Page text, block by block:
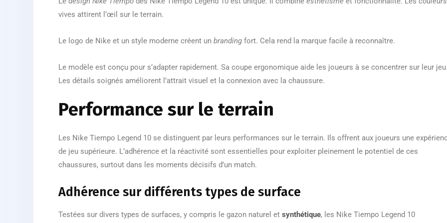
vives attirent l’œil sur le terrain.
Le logo de Nike et un style moderne créent un branding fort. Cela rend la marque facile à reconnaître.
Le modèle est conçu pour s’adapter rapidement. Sa coupe ergonomique aide les joueurs à se concentrer sur leur
Les détails soignés améliorent l’attrait visuel et la connexion avec la chaussure.
Performance sur le terrain
Les Nike Tiempo Legend 10 se distinguent par leurs performances sur le terrain. Ils offrent aux joueurs une
de jeu supérieure. L’adhérence et la réactivité sont essentielles pour exploiter pleinement le potentiel de ces
chaussures, surtout dans les moments décisifs d’un match.
Adhérence sur différents types de surface
Testées sur divers types de surfaces, y compris le gazon naturel et synthétique, les Nike Tiempo Legend 10